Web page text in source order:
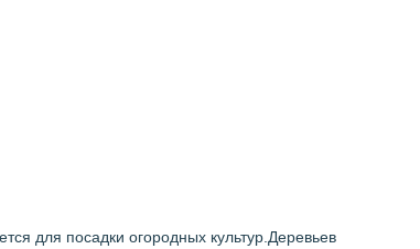
для посадки огородных культур.Деревьев